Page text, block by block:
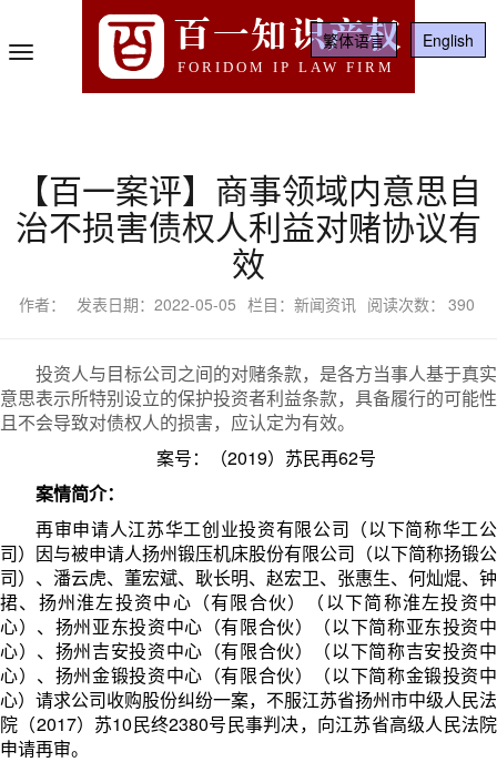
百一知识产权
FORIDOM IP LAW FIRM
English
繁体语言
Toggle
Navigation
【百一案评】商事领域内意思自
治不损害债权人利益对赌协议有
效
作者： 发表日期：2022-05-05 栏目：新闻资讯 阅读次数： 390
投资人与目标公司之间的对赌条款，是各方当事人基于真实
意思表示所特别设立的保护投资者利益条款，具备履行的可能性
且不会导致对债权人的损害，应认定为有效。
案号：
（2019）苏民再62号
案情简介：
再审申请人江苏华工创业投资有限公司（以下简称华工公
司）因与被申请人扬州锻压机床股份有限公司（以下简称扬锻公
司）、潘云虎、董宏斌、耿长明、赵宏卫、张惠生、何灿焜、钟
捃、扬州淮左投资中心（有限合伙）（以下简称淮左投资中
心）、扬州亚东投资中心（有限合伙）（以下简称亚东投资中
心）、扬州吉安投资中心（有限合伙）（以下简称吉安投资中
心）、扬州金锻投资中心（有限合伙）（以下简称金锻投资中
心）请求公司收购股份纠纷一案，不服江苏省扬州市中级人民法
院（2017）苏10民终2380号民事判决，向江苏省高级人民法院
申请再审。